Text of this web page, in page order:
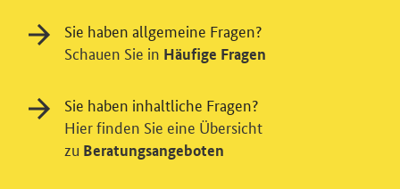
Einwilligung in Tracking und / oder
Sie haben allgemeine Fragen?
Schauen Sie in Häufige Fragen
Sie haben inhaltliche Fragen?
Hier finden Sie eine Übersicht
zu Beratungsangeboten